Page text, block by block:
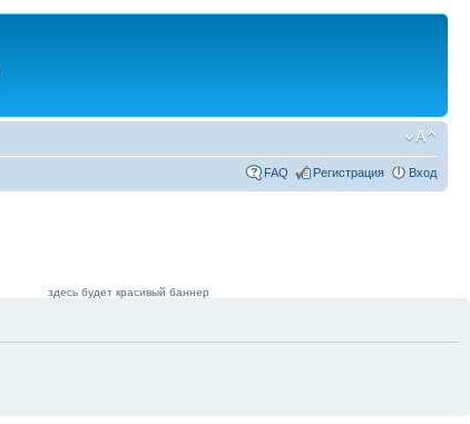
FAQ Регистрация Вход
здесь будет красивый баннер